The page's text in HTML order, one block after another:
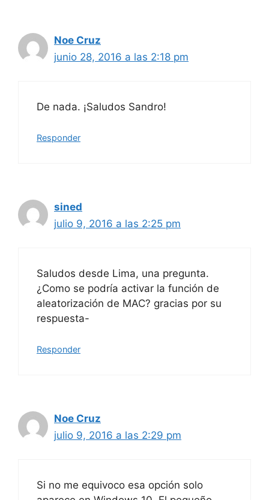
Noe Cruz
junio 28, 2016 a las 2:18 pm
De nada. ¡Saludos Sandro!
Responder
sined
julio 9, 2016 a las 2:25 pm
Saludos desde Lima, una pregunta.
¿Como se podría activar la función de
aleatorización de MAC? gracias por su
respuesta-
Responder
Noe Cruz
julio 9, 2016 a las 2:29 pm
Si no me equivoco esa opción solo